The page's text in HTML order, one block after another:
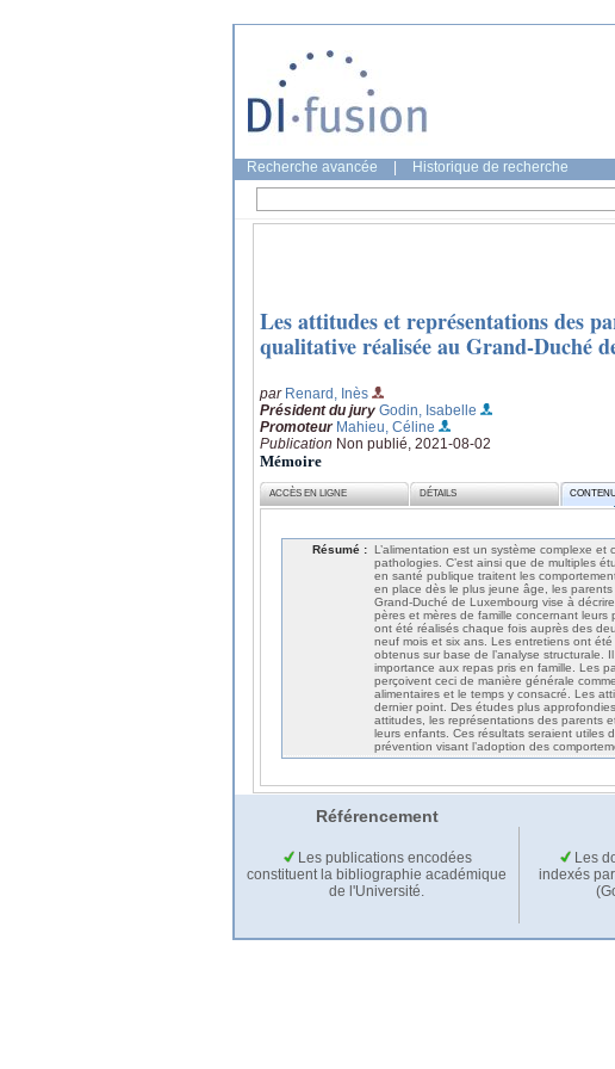
Recherche avancée Historique de recherche
Les attitudes et représentations des
qualitative réalisée au Grand-Duché
par Renard, Inès
Président du jury Godin, Isabelle
Promoteur Mahieu, Céline
Publication Non publié, 2021-08-02
Mémoire
ACCÈS EN LIGNE DÉTAILS
Résumé : L’alimentation est un système complexe
pathologies. C’est ainsi que de multiples
en santé publique traitent les
en place dès le plus jeune âge, les
Grand-Duché de Luxembourg vise à
pères et mères de famille concernant leurs
ont été réalisés chaque fois auprès des
neuf mois et six ans. Les entretiens ont
obtenus sur base de l’analyse structurale.
importance aux repas pris en famille. Les
perçoivent ceci de manière générale
alimentaires et le temps y consacré. Les
dernier point. Des études plus
attitudes, les représentations des parents
leurs enfants. Ces résultats seraient utiles
prévention visant l’adoption des
Référencement
Les publications encodées
constituent la bibliographie académique
de l'Université.
Les
indexés